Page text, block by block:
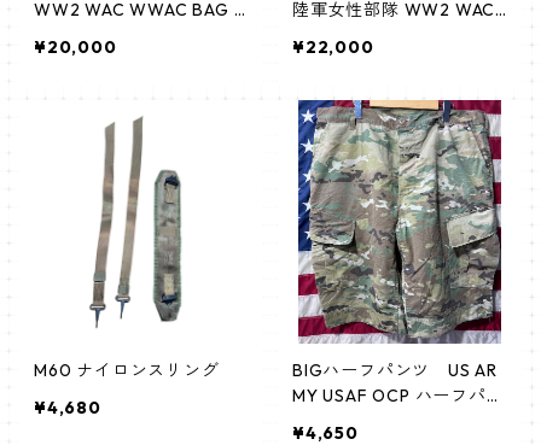
WW2 WAC WWAC BAG B
ッグ,ショルダー 陸軍女性
服 usarmy historical ヒス
トリカル
¥20,000
陸軍女性部隊 WW2 WAC
ューズ レースアップ
¥22,000
M60 ナイロンスリング
¥4,680
BIGハーフパンツ US AR
MY USAF OCP ハーフパン
¥4,650